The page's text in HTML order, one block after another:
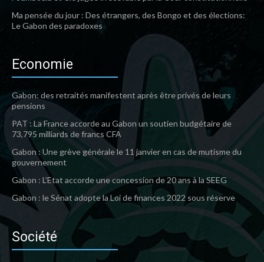
Ma pensée du jour : Des étrangers, des Bongo et des élections:
Le Gabon des paradoxes
Economie
Gabon: des retraités manifestent après être privés de leurs
pensions
PAT : La France accorde au Gabon un soutien budgétaire de
73,795 milliards de francs CFA
Gabon : Une grève générale le 11 janvier en cas de mutisme du
gouvernement
Gabon : L’Etat accorde une concession de 20 ans à la SEEG
Gabon : le Sénat adopte la Loi de finances 2022 sous réserve
Société